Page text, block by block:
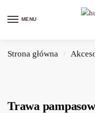
MENU
Strona główna /
Trawa